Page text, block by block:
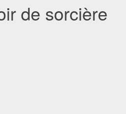
de sorcière